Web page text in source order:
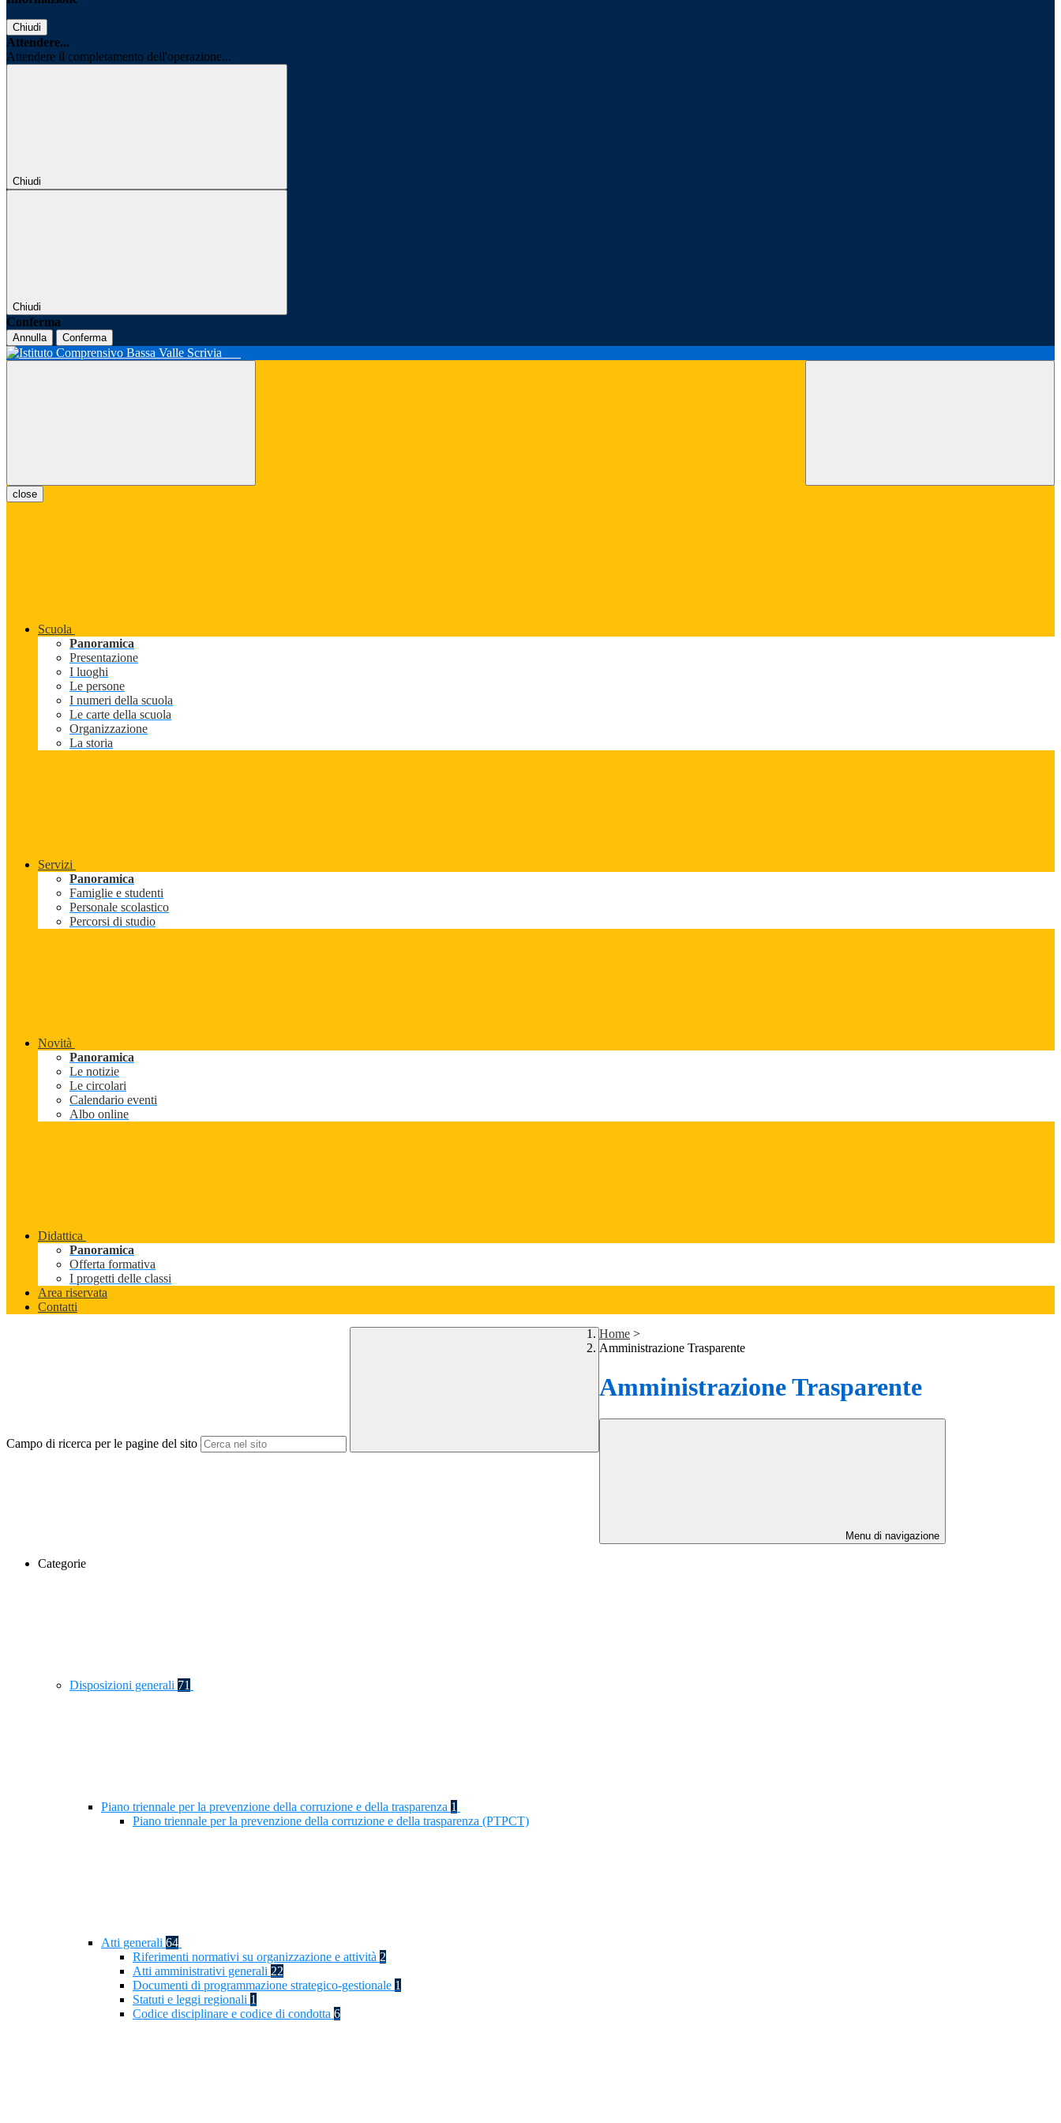
Chiudi
Attendere...
Attendere il completamento dell'operazione...
Chiudi
Chiudi
Conferma
Annulla Conferma
close
Scuola
Panoramica
Presentazione
I luoghi
Le persone
I numeri della scuola
Le carte della scuola
Organizzazione
La storia
Servizi
Panoramica
Famiglie e studenti
Personale scolastico
Percorsi di studio
Novità
Panoramica
Le notizie
Le circolari
Calendario eventi
Albo online
Didattica
Panoramica
Offerta formativa
I progetti delle classi
Area riservata
Contatti
Campo di ricerca per le pagine del sito
Home >
Amministrazione Trasparente
Amministrazione Trasparente
Menu di navigazione
Categorie
Disposizioni generali 71
Piano triennale per la prevenzione della corruzione e della trasparenza 1
Piano triennale per la prevenzione della corruzione e della trasparenza (PTPCT)
Atti generali 64
Riferimenti normativi su organizzazione e attività 2
Atti amministrativi generali 22
Documenti di programmazione strategico-gestionale 1
Statuti e leggi regionali 1
Codice disciplinare e codice di condotta 6